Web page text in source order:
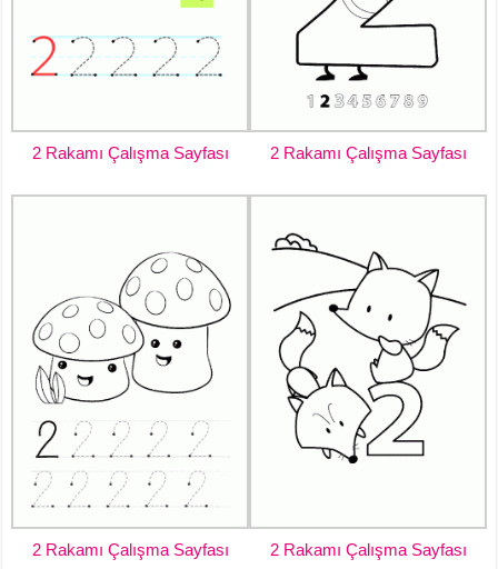
2 Rakamı Çalışma Sayfası 2 Rakamı Çalışma Sayfası
2 Rakamı Çalışma Sayfası 2 Rakamı Çalışma Sayfası